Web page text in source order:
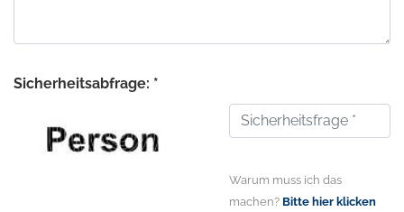
Sicherheitsabfrage: *
Warum muss ich das
machen? Bitte hier klicken